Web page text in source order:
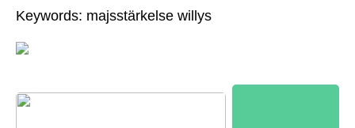
Keywords: majsstärkelse willys